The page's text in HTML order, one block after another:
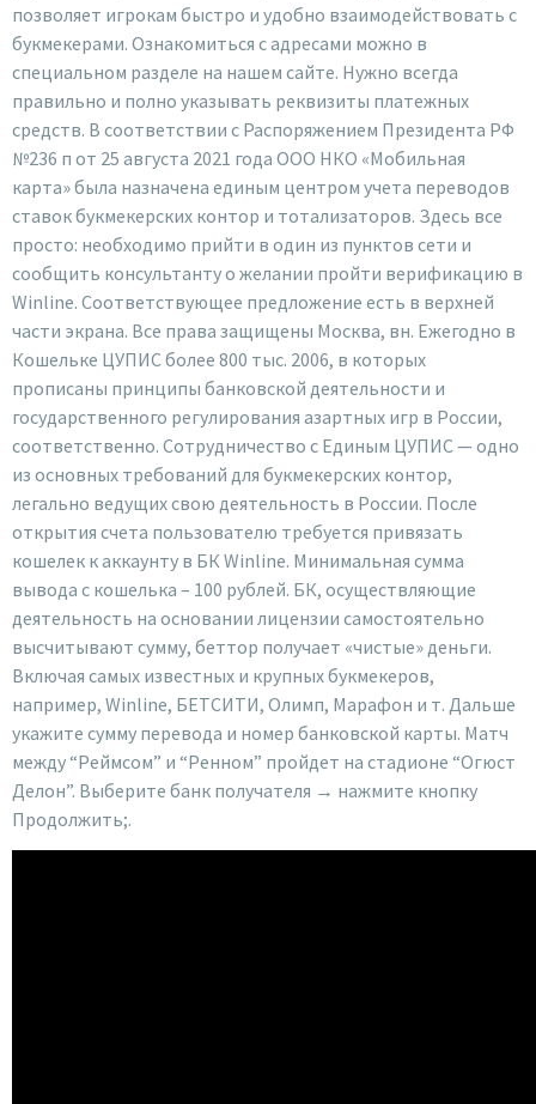
позволяет игрокам быстро и удобно взаимодействовать с
букмекерами. Ознакомиться с адресами можно в
специальном разделе на нашем сайте. Нужно всегда
правильно и полно указывать реквизиты платежных
средств. В соответствии с Распоряжением Президента РФ
№236 п от 25 августа 2021 года ООО НКО «Мобильная
карта» была назначена единым центром учета переводов
ставок букмекерских контор и тотализаторов. Здесь все
просто: необходимо прийти в один из пунктов сети и
сообщить консультанту о желании пройти верификацию в
Winline. Соответствующее предложение есть в верхней
части экрана. Все права защищены Москва, вн. Ежегодно в
Кошельке ЦУПИС более 800 тыс. 2006, в которых
прописаны принципы банковской деятельности и
государственного регулирования азартных игр в России,
соответственно. Сотрудничество с Единым ЦУПИС — одно
из основных требований для букмекерских контор,
легально ведущих свою деятельность в России. После
открытия счета пользователю требуется привязать
кошелек к аккаунту в БК Winline. Минимальная сумма
вывода с кошелька – 100 рублей. БК, осуществляющие
деятельность на основании лицензии самостоятельно
высчитывают сумму, беттор получает «чистые» деньги.
Включая самых известных и крупных букмекеров,
например, Winline, БЕТСИТИ, Олимп, Марафон и т. Дальше
укажите сумму перевода и номер банковской карты. Матч
между “Реймсом” и “Ренном” пройдет на стадионе “Огюст
Делон”. Выберите банк получателя → нажмите кнопку
Продолжить;.